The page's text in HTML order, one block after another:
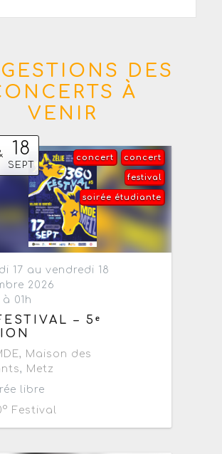
DES
À
VENIR
18
SEPT
concert
concert
festival
soirée étudiante
17 au vendredi 18
2026
à 01h
– 5ᵉ
Maison des
, Metz
libre
Festival